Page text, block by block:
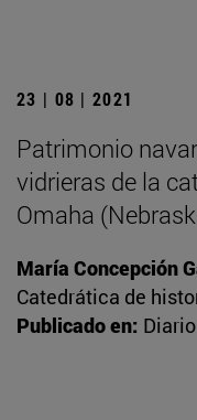
23 | 08 | 2021
Patrimonio
vidrieras de la
Omaha
María Concepción
Catedrática de
Publicado en: